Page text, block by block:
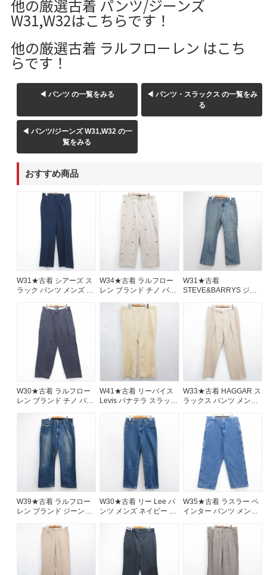
他の厳選古着 パンツ/ジーンズ
W31,W32はこちらです！
他の厳選古着 ラルフローレン はこち
らです！
◀ パンツ の一覧をみる
◀ パンツ・スラックス の一覧をみ
る
◀ パンツ/ジーンズ W31,W32 の一
覧をみる
おすすめ商品
W31★古着 シアーズ ス
ラック パンツ メンズ 80
26aug07
W34★古着 ラルフロー
レン ブランド チノ パン
代 90s 鳥 刺繍 総柄 コッ
トン ベージュ【spe】
W31★古着
STEVE&BARRYS ジー
ト ヒゲ コットン ネイビ
ー デニム 26aug07
W30★古着 ラルフロー
レン ブランド チノ パン
代 90s コットン ネイビ
ー 26aug07
W41★古着 リーバイス
Levis パナテラ スラック
80s タロン ベージュ
【spe】 26aug07
W33★古着 HAGGAR ス
ラックス パンツ メンズ
ジュ 26aug07
W39★古着 ラルフロー
レン ブランド ジーンズ
イビー デニム【spe】
W30★古着 リー Lee パ
ンツ メンズ ネイビー デ
W35★古着 ラスラー ペ
インター パンツ メンズ
ム 26aug07